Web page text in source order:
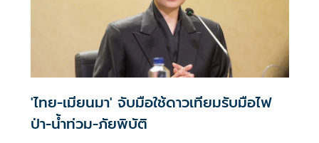
'ไทย-เมียนมา' จับมือใช้ดาวเทียมรับมือไฟ
ป่า-น้ำท่วม-ภัยพิบัติ